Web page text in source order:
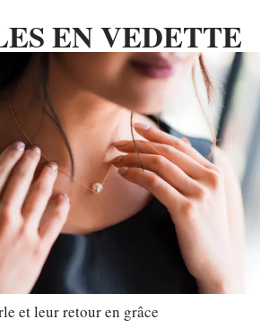
EN VEDETTE
et leur retour en grâce